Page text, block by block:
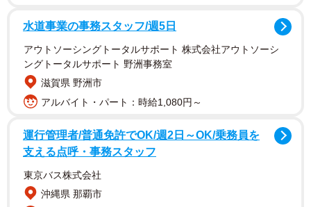
ゃんの同僚は、その日を振り返りながら「なんだかうまく
いかなかった」とモヤモヤした気持ちを抱えていました。
イライラや不安が頭の中を埋め尽くし、どう整理すればい
いのか分かりません。そんな様子を見ていたギャルちゃん
は、ノートとペンを取り出し、紙の真ん中に一本線を引き
ます。
水道事業の事務スタッフ/週5日
アウトソーシングトータルサポート 株式会社アウトソーシ
ングトータルサポート 野洲事務室
滋賀県 野洲市
アルバイト・パート：時給1,080円～
運行管理者/普通免許でOK/週2日～OK/乗務員を
支える点呼・事務スタッフ
東京バス株式会社
沖縄県 那覇市